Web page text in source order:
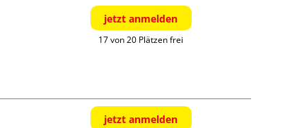
jetzt anmelden
17 von 20 Plätzen frei
jetzt anmelden